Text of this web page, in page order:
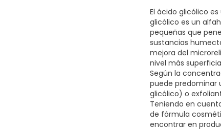
CHOLESTEROL,
GLYCINE SOJA
HYALURONATE,
El ácido glicólico
glicólico es un
pequeñas que
sustancias
mejora del
nivel más
Según la
puede
glicólico) o
Teniendo en
de fórmula
encontrar en